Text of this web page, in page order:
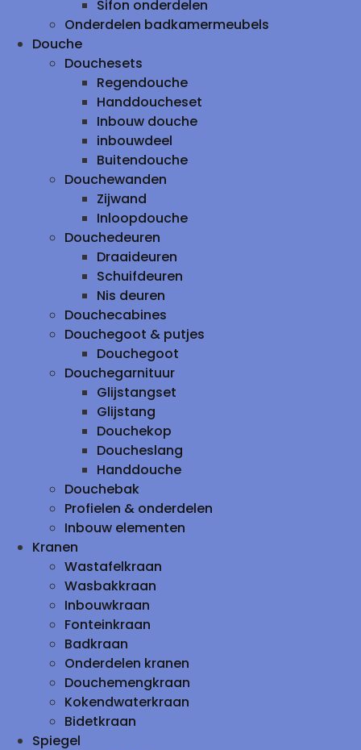
Sifon onderdelen
Onderdelen badkamermeubels
Douche
Douchesets
Regendouche
Handdoucheset
Inbouw douche
inbouwdeel
Buitendouche
Douchewanden
Zijwand
Inloopdouche
Douchedeuren
Draaideuren
Schuifdeuren
Nis deuren
Douchecabines
Douchegoot & putjes
Douchegoot
Douchegarnituur
Glijstangset
Glijstang
Douchekop
Doucheslang
Handdouche
Douchebak
Profielen & onderdelen
Inbouw elementen
Kranen
Wastafelkraan
Wasbakkraan
Inbouwkraan
Fonteinkraan
Badkraan
Onderdelen kranen
Douchemengkraan
Kokendwaterkraan
Bidetkraan
Spiegel